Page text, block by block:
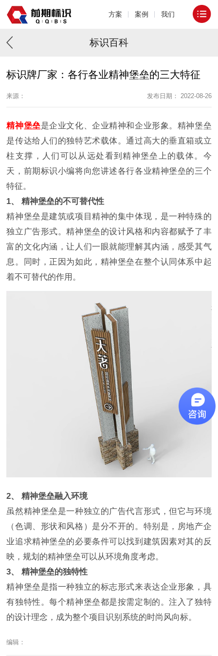
方案 案例 我们
标识百科
标识牌厂家：各行各业精神堡垒的三大特征
来源： 发布日期： 2022-08-26
精神堡垒是企业文化、企业精神和企业形象。精神堡垒
是传达给人们的独特艺术载体。通过高大的垂直箱或立
柱支撑，人们可以从远处看到精神堡垒上的载体。今
天，前期标识小编将向您讲述各行各业精神堡垒的三个
特征。
1、 精神堡垒的不可替代性
精神堡垒是建筑或项目精神的集中体现，是一种特殊的
独立广告形式。精神堡垒的设计风格和内容都赋予了丰
富的文化内涵，让人们一眼就能理解其内涵，感受其气
息。同时，正因为如此，精神堡垒在整个认同体系中起
着不可替代的作用。
2、 精神堡垒融入环境
虽然精神堡垒是一种独立的广告代言形式，但它与环境
（色调、形状和风格）是分不开的。特别是，房地产企
业追求精神堡垒的必要条件可以找到建筑因素对其的反
映，规划的精神堡垒可以从环境角度考虑。
3、 精神堡垒的独特性
精神堡垒是指一种独立的标志形式来表达企业形象，具
有独特性。每个精神堡垒都是按需定制的。注入了独特
的设计理念，成为整个项目识别系统的时尚风向标。
编辑：